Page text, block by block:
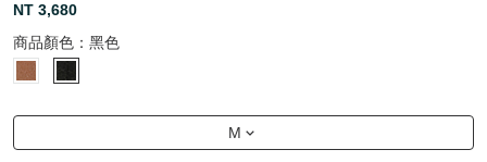
NT 3,680
商品顏色： 黑色
M